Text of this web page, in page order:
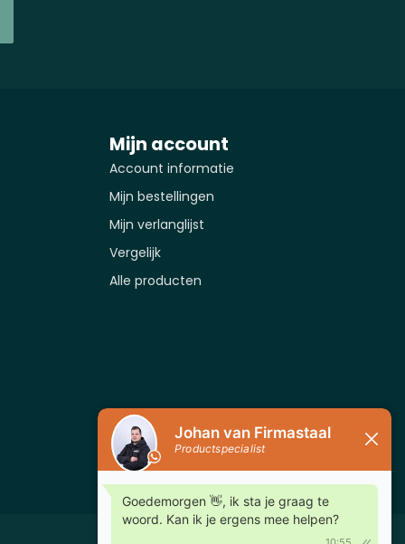
Mijn account
Account informatie
Mijn bestellingen
Mijn verlanglijst
Vergelijk
Alle producten